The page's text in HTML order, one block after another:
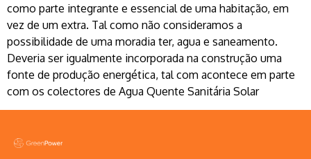
como parte integrante e essencial de uma habitação, em
vez de um extra. Tal como não consideramos a
possibilidade de uma moradia ter, agua e saneamento.
Deveria ser igualmente incorporada na construção uma
fonte de produção energética, tal com acontece em parte
com os colectores de Agua Quente Sanitária Solar